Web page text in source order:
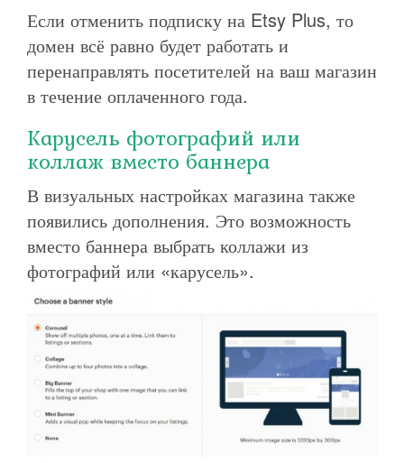
Если отменить подписку на Etsy Plus, то
домен всё равно будет работать и
перенаправлять посетителей на ваш магазин
в течение оплаченного года.
Карусель фотографий или
коллаж вместо баннера
В визуальных настройках магазина также
появились дополнения. Это возможность
вместо баннера выбрать коллажи из
фотографий или «карусель».